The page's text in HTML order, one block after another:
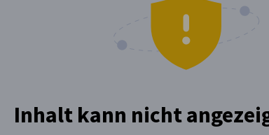
Inhalt kann nicht